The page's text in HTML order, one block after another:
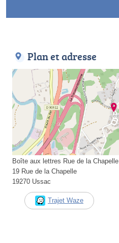
Plan et adresse
Boîte aux lettres Rue de la Chapelle
19 Rue de la Chapelle
19270 Ussac
Trajet Waze